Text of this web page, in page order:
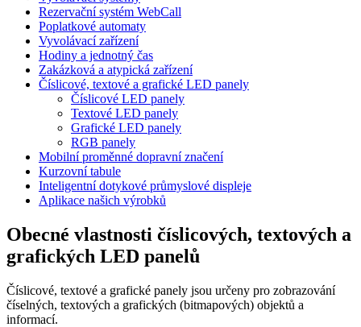
Rezervační systém WebCall
Poplatkové automaty
Vyvolávací zařízení
Hodiny a jednotný čas
Zakázková a atypická zařízení
Číslicové, textové a grafické LED panely
Číslicové LED panely
Textové LED panely
Grafické LED panely
RGB panely
Mobilní proměnné dopravní značení
Kurzovní tabule
Inteligentní dotykové průmyslové displeje
Aplikace našich výrobků
Obecné vlastnosti číslicových, textových a
grafických LED panelů
Číslicové, textové a grafické panely jsou určeny pro zobrazování
číselných, textových a grafických (bitmapových) objektů a
informací.